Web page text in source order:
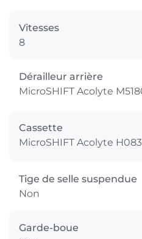
Vitesses
8
Dérailleur arrière
MicroSHIFT Acolyte
Cassette
MicroSHIFT Acolyte
Tige de selle suspendue
Non
Garde-boue